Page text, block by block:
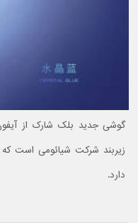
زیربند شرکت شیائومی است
دارد.